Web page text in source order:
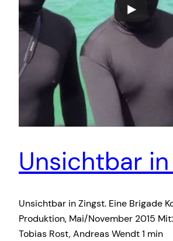
Unsichtbar
Unsichtbar in Zingst. Eine Brigade
Produktion, Mai/November 2015
Tobias Rost, Andreas Wendt 1 min